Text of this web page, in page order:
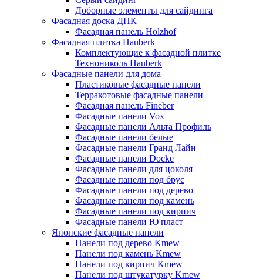
Доборные элементы для сайдинга
Фасадная доска ДПК
Фасадная панель Holzhof
Фасадная плитка Hauberk
Комплектующие к фасадной плитке
Технониколь Hauberk
Фасадные панели для дома
Пластиковые фасадные панели
Терракотовые фасадные панели
Фасадная панель Fineber
Фасадные панели Vox
Фасадные панели Альта Профиль
Фасадные панели белые
Фасадные панели Гранд Лайн
Фасадные панели Docke
Фасадные панели для цоколя
Фасадные панели под брус
Фасадные панели под дерево
Фасадные панели под камень
Фасадные панели под кирпич
Фасадные панели Ю пласт
Японские фасадные панели
Панели под дерево Kmew
Панели под камень Kmew
Панели под кирпич Kmew
Панели под штукатурку Kmew